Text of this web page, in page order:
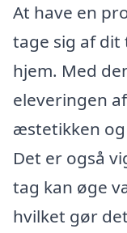
At have en
tage sig af dit
hjem. Med
eleveringen
æstetikken
Det er også
tag kan øge
hvilket gør